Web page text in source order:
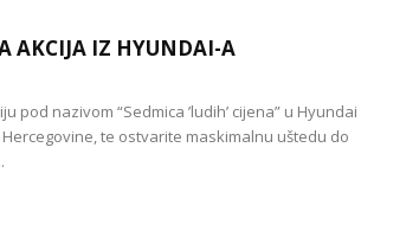
AKCIJA IZ HYUNDAI-A
pod nazivom “Sedmica ’ludih’ cijena” u Hyundai
te ostvarite maskimalnu uštedu do